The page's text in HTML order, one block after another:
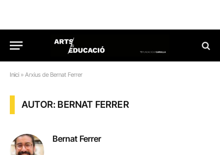
Inici » Arxius de Bernat Ferrer
AUTOR: BERNAT FERRER
Bernat Ferrer